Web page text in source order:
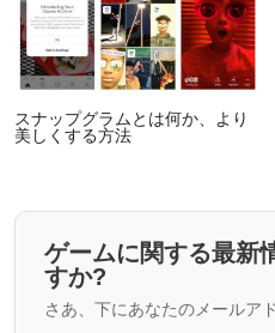
スナップグラムとは何か、より
美しくする方法
ゲームに関する最新
すか?
さあ、下にあなたのメールア